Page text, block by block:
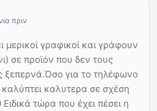
πριν
μερικοί γραφικοί και γράφουν
σε προϊόν που δεν τους
ξεπερνά.Όσο για το τηλέφωνο
καλυτερα σε σχέση
τώρα που έχει πέσει η